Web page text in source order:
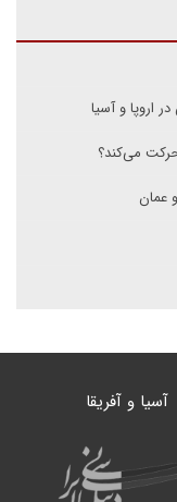
اروپا و آسیا
می‌کند؟
عمان
آسیا و آفریقا